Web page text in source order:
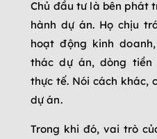
Chủ đầu tư là bên phát
hành dự án. Họ chịu
hoạt động kinh
thác dự án, dòng tiền
thực tế. Nói cách khác,
dự án.
Trong khi đó, vai trò